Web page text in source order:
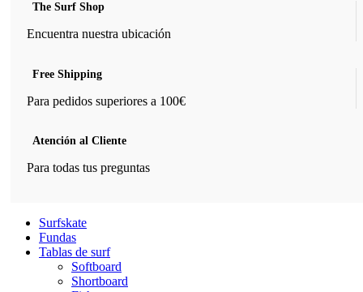
The Surf Shop
Encuentra nuestra ubicación
Free Shipping
Para pedidos superiores a 100€
Atención al Cliente
Para todas tus preguntas
Surfskate
Fundas
Tablas de surf
Softboard
Shortboard